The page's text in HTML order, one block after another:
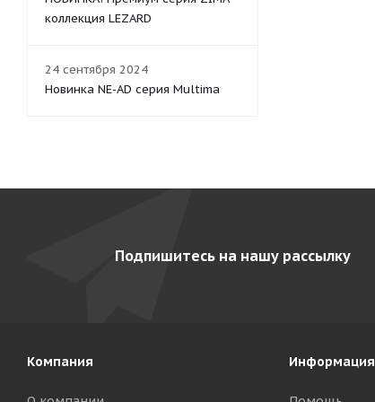
коллекция LEZARD
24 сентября 2024
Новинка NE-AD серия Multima
Подпишитесь на нашу рассылку
Компания Информация